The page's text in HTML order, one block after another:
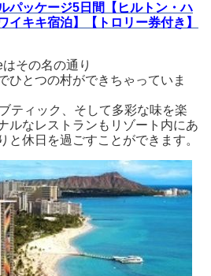
パッケージ5日間【ヒルトン・ハ
イキキ宿泊】【トロリー券付き】
その名の通り
ひとつの村ができちゃっていま
ティック、そして多彩な味を楽
ルなレストランもリゾート内にあ
と休日を過ごすことができます。